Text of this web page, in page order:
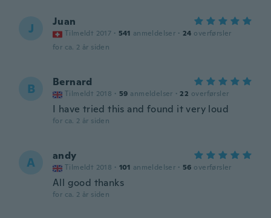
J Juan
Tilmeldt 2017 · 541 anmeldelser · 24 overførsler
for ca. 2 år siden
B Bernard
Tilmeldt 2018 · 59 anmeldelser · 22 overførsler
I have tried this and found it very loud
for ca. 2 år siden
A andy
Tilmeldt 2018 · 101 anmeldelser · 56 overførsler
All good thanks
for ca. 2 år siden